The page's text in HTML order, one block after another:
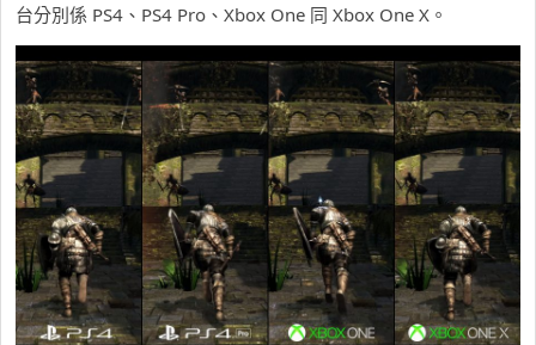
台分別係 PS4、PS4 Pro、Xbox One 同 Xbox One X。